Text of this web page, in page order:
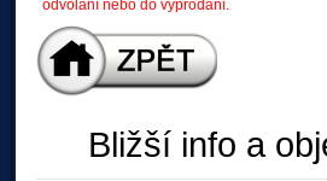
odvolání nebo do vyprodání.
Bližší info a